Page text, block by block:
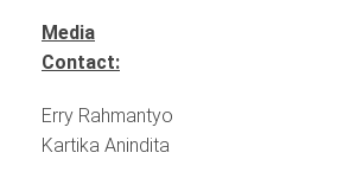
Media
Contact:
Erry
Kartika Anindita